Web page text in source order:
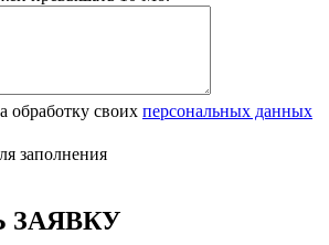
обработку своих персональных данных
заполнения